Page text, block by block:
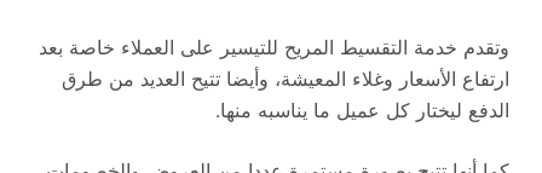
وتقدم خدمة التقسيط المريح للتيسير على العملاء خاصة بعد
ارتفاع الأسعار وغلاء المعيشة، وأيضا تتيح العديد من طرق
الدفع ليختار كل عميل ما يناسبه منها.